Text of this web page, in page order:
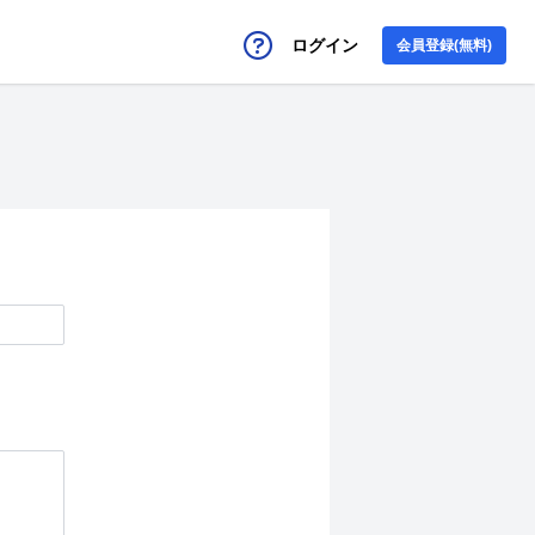
ログイン 会員登録(無料)